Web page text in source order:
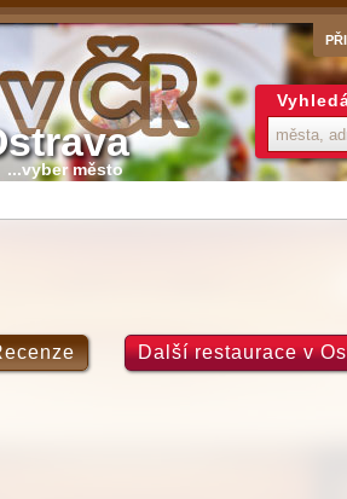
...vyber město
Další restaurace v